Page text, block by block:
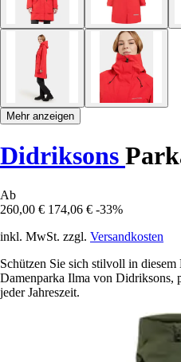
Mehr anzeigen
Didriksons
Ab
260,00 € 174,06 € -33%
inkl. MwSt. zzgl. Versandkosten
Schützen Sie sich stilvoll in
Damenparka Ilma von Didriksons,
jeder Jahreszeit.